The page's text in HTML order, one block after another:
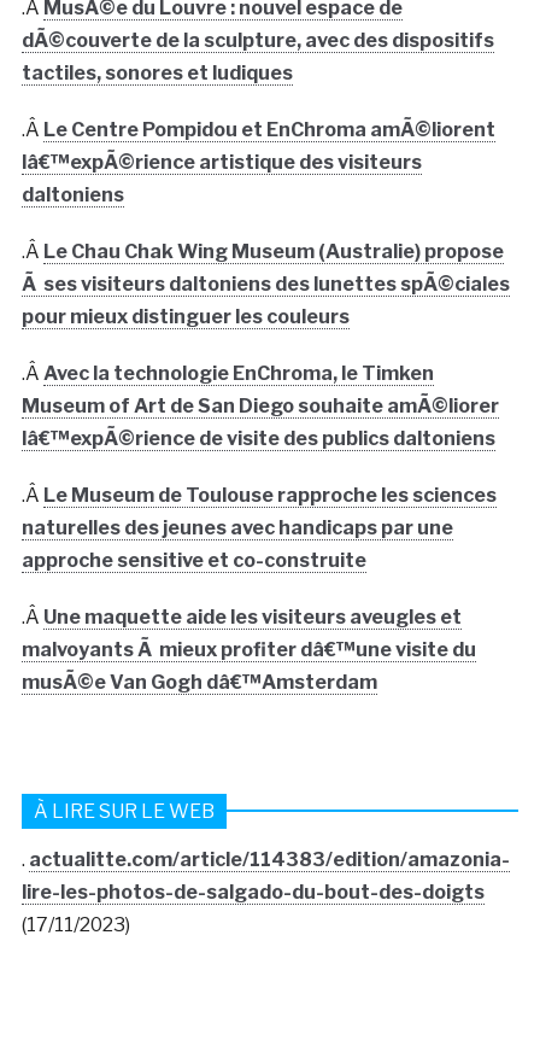
.Â MusÃ©e du Louvre : nouvel espace de
dÃ©couverte de la sculpture, avec des dispositifs
tactiles, sonores et ludiques
.Â Le Centre Pompidou et EnChroma amÃ©liorent
lâ€™expÃ©rience artistique des visiteurs
daltoniens
.Â Le Chau Chak Wing Museum (Australie) propose
Ã ses visiteurs daltoniens des lunettes spÃ©ciales
pour mieux distinguer les couleurs
.Â Avec la technologie EnChroma, le Timken
Museum of Art de San Diego souhaite amÃ©liorer
lâ€™expÃ©rience de visite des publics daltoniens
.Â Le Museum de Toulouse rapproche les sciences
naturelles des jeunes avec handicaps par une
approche sensitive et co-construite
.Â Une maquette aide les visiteurs aveugles et
malvoyants Ã mieux profiter dâ€™une visite du
musÃ©e Van Gogh dâ€™Amsterdam
À LIRE SUR LE WEB
. actualitte.com/article/114383/edition/amazonia-
lire-les-photos-de-salgado-du-bout-des-doigts
(17/11/2023)